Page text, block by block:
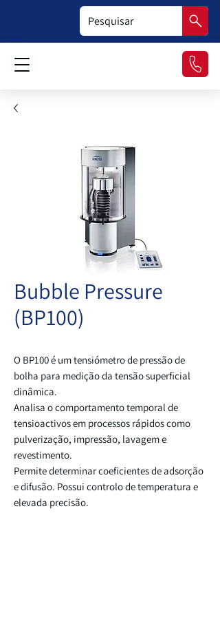
Bubble Pressure
(BP100)
O BP100 é um tensiómetro de pressão de
bolha para medição da tensão superficial
dinâmica.
Analisa o comportamento temporal de
tensioactivos em processos rápidos como
pulverização, impressão, lavagem e
revestimento.
Permite determinar coeficientes de adsorção
e difusão. Possui controlo de temperatura e
elevada precisão.